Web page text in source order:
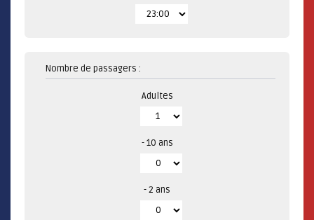
Nombre de passagers :
Adultes
- 10 ans
- 2 ans